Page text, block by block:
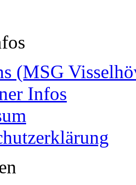
(MSG
Infos